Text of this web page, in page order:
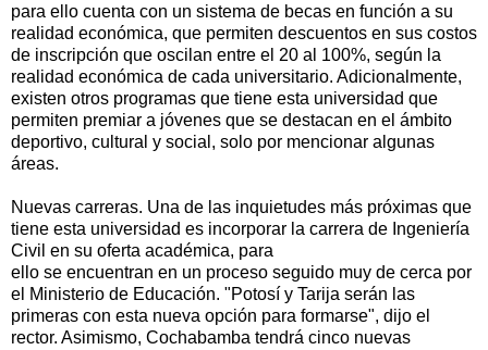
para ello cuenta con un sistema de becas en función a su
realidad económica, que permiten descuentos en sus costos
de inscripción que oscilan entre el 20 al 100%, según la
realidad económica de cada universitario. Adicionalmente,
existen otros programas que tiene esta universidad que
permiten premiar a jóvenes que se destacan en el ámbito
deportivo, cultural y social, solo por mencionar algunas
áreas.
Nuevas carreras. Una de las inquietudes más próximas que
tiene esta universidad es incorporar la carrera de Ingeniería
Civil en su oferta académica, para
ello se encuentran en un proceso seguido muy de cerca por
el Ministerio de Educación. "Potosí y Tarija serán las
primeras con esta nueva opción para formarse", dijo el
rector. Asimismo, Cochabamba tendrá cinco nuevas